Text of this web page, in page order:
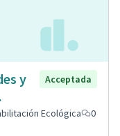
y
Acceptada
Ecológica
0